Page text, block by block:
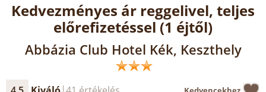
Kedvezményes ár reggelivel, teljes
előrefizetéssel (1 éjtől)
Abbázia Club Hotel Kék, Keszthely